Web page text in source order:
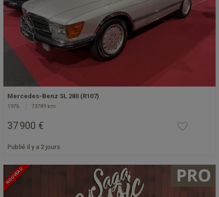
Mercedes-Benz SL 280 (R107)
1976 73789 km
37 900 €
Publié il y a 2 jours
NOUVEAU